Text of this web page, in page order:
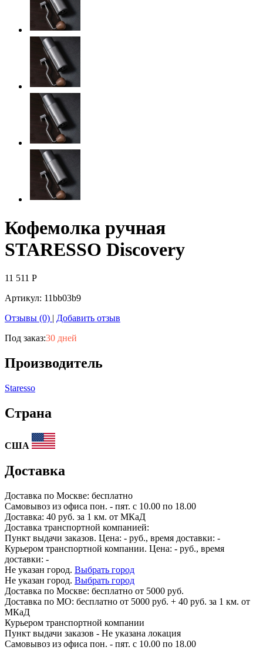
Кофемолка ручная
STARESSO Discovery
11 511 Р
Артикул: 11bb03b9
Отзывы (0) | Добавить отзыв
Под заказ:30 дней
Производитель
Staresso
Страна
США
Доставка
Доставка по Москве: бесплатно
Самовывоз из офиса пон. - пят. с 10.00 по 18.00
Доставка: 40 руб. за 1 км. от МКаД
Доставка транспортной компанией:
Пункт выдачи заказов. Цена: - руб., время доставки: -
Курьером транспортной компании. Цена: - руб., время
доставки: -
Не указан город. Выбрать город
Не указан город. Выбрать город
Доставка по Москве: бесплатно от 5000 руб.
Доставка по МО: бесплатно от 5000 руб. + 40 руб. за 1 км. от
МКаД
Курьером транспортной компании
Пункт выдачи заказов - Не указана локация
Самовывоз из офиса пон. - пят. с 10.00 по 18.00